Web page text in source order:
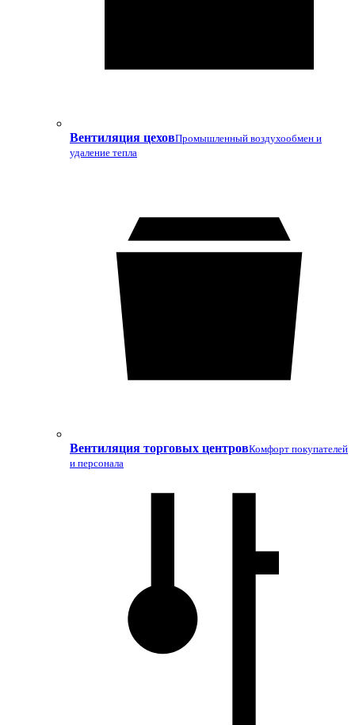
Вентиляция цеховПромышленный воздухообмен и
удаление тепла
Вентиляция торговых центровКомфорт покупателей
и персонала